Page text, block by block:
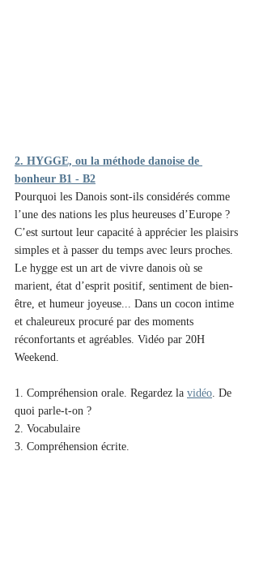
2. HYGGE, ou la méthode danoise de
bonheur B1 - B2
Pourquoi les Danois sont-ils considérés comme
l’une des nations les plus heureuses d’Europe ?
C’est surtout leur capacité à apprécier les plaisirs
simples et à passer du temps avec leurs proches.
Le hygge est un art de vivre danois où se
marient, état d’esprit positif, sentiment de bien-
être, et humeur joyeuse... Dans un cocon intime
et chaleureux procuré par des moments
réconfortants et agréables. Vidéo par 20H
Weekend.
1. Compréhension orale. Regardez la vidéo . De
quoi parle-t-on ?
2. Vocabulaire
3. Compréhension écrite.